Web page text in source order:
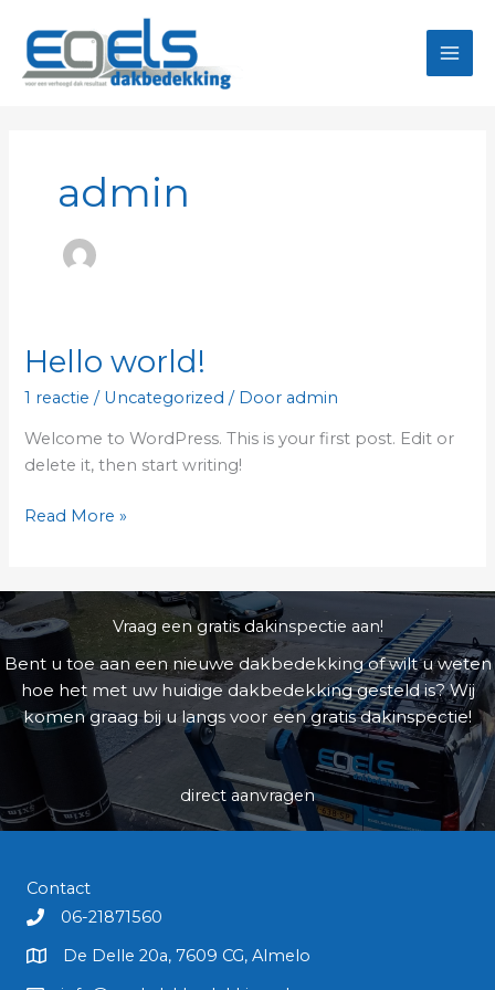
naar
inhoud
admin
Hello world!
1 reactie / Uncategorized / Door admin
Welcome to WordPress. This is your first post. Edit or
delete it, then start writing!
Hello
Read More »
Vraag een gratis dakinspectie aan!
Bent u toe aan een nieuwe dakbedekking of wilt u weten
hoe het met uw huidige dakbedekking gesteld is? Wij
komen graag bij u langs voor een gratis dakinspectie!
direct aanvragen
Contact
06-21871560
De Delle 20a, 7609 CG, Almelo